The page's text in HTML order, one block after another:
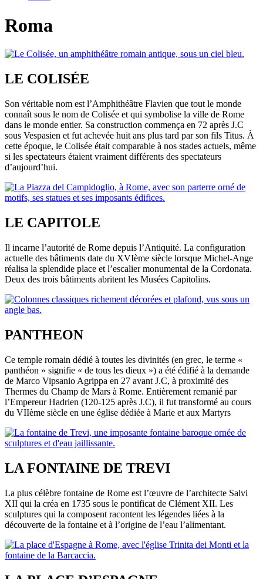
Roma
LE COLISÉE
Son véritable nom est l’Amphithéâtre Flavien que tout le monde
connaît sous le nom de Colisée et qui symbolise la ville de Rome
dans le monde entier. Sa construction commença en 72 après J.C
sous Vespasien et fut achevée huit ans plus tard par son fils Titus. À
cette époque, le Colisée était comparable à nos stades actuels, même
si les spectateurs étaient vraiment différents des spectateurs
d’aujourd’hui.
LE CAPITOLE
Il incarne l’autorité de Rome depuis l’Antiquité. La configuration
actuelle des bâtiments date du XVIème siècle lorsque Michel-Ange
réalisa la splendide place et l’escalier monumental de la Cordonata.
Deux des trois bâtiments abritent les Musées Capitolins.
PANTHEON
Ce temple romain dédié à toutes les divinités (en grec, le terme «
panthéon » signifie « de tous les dieux ») a été édifié à la demande
de Marco Vipsanio Agrippa en 27 avant J.C, à proximité des
Thermes du Champ de Mars à Rome. Entièrement remanié par
l’Empereur Hadrien (120-125 après J.C), il fut transformé au cours
du VIIème siècle en une église dédiée à Marie et aux Martyrs
LA FONTAINE DE TREVI
La plus célèbre fontaine de Rome est l’œuvre de l’architecte Salvi
XII qui la créa en 1735 sous le pontificat de Clément XII. Les
sculptures qui la composent racontent les légendes liées à la
découverte de la fontaine et à l’origine de l’eau l’alimentant.